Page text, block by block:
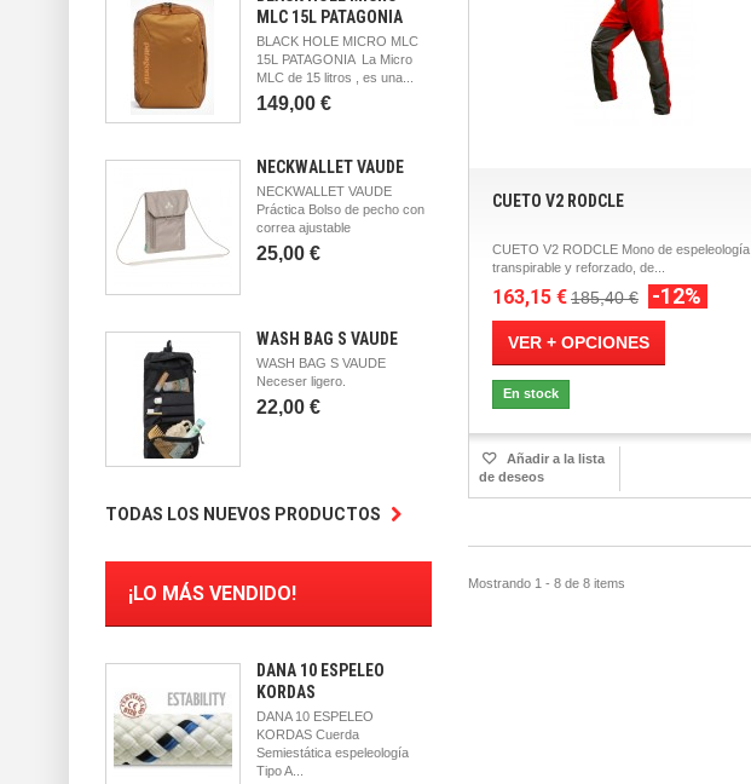
MLC 15L PATAGONIA
BLACK HOLE MICRO MLC
15L PATAGONIA La Micro
MLC de 15 litros , es una...
149,00 €
NECKWALLET VAUDE
NECKWALLET VAUDE
Práctica Bolso de pecho con
correa ajustable
25,00 €
WASH BAG S VAUDE
WASH BAG S VAUDE
Neceser ligero.
22,00 €
TODAS LOS NUEVOS PRODUCTOS
¡LO MÁS VENDIDO!
DANA 10 ESPELEO
KORDAS
DANA 10 ESPELEO
KORDAS Cuerda
Semiestática espeleología
Tipo A...
CUETO V2 RODCLE
CUETO V2 RODCLE Mono de espeleología
transpirable y reforzado, de...
163,15 €185,40 € -12%
VER + OPCIONES
En stock
Añadir a la lista
de deseos
Mostrando 1 - 8 de 8 items